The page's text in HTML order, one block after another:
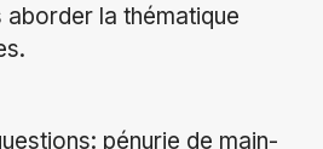
aborder la thématique
pénurie de main-